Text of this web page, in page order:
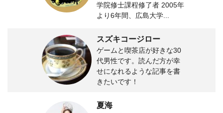
学院修士課程修了者 2005年
より6年間、広島大学...
スズキコージロー
ゲームと喫茶店が好きな30
代男性です。読んだ方が幸
せになれるような記事を書
きたいです！
夏海